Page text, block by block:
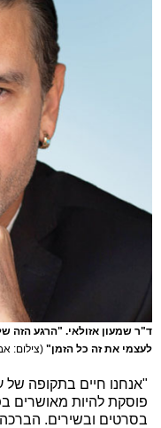
ד"ר שמעון אזולאי. "הרגע הזה
לעצמי את זה כל הזמן" (צילום:
"אנחנו חיים בתקופה של
פוסקת להיות מאושרים
בסרטים ובשירים. הברכה